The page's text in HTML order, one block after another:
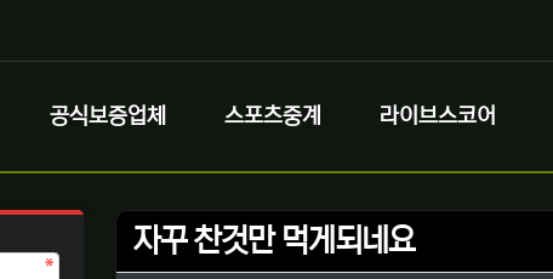
공식보증업체 스포츠중계 라이브스코어
자꾸 찬것만 먹게되네요